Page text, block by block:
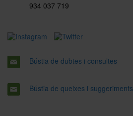
934 037 719
Bústia de dubtes i consultes
Bústia de queixes i suggeriments